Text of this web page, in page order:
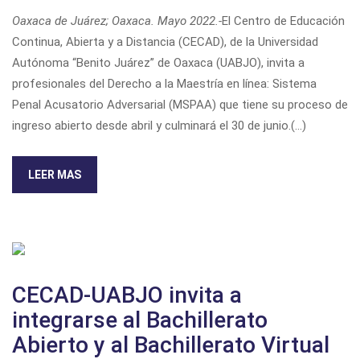
Oaxaca de Juárez; Oaxaca. Mayo 2022.-El Centro de Educación
Continua, Abierta y a Distancia (CECAD), de la Universidad
Autónoma “Benito Juárez” de Oaxaca (UABJO), invita a
profesionales del Derecho a la Maestría en línea: Sistema
Penal Acusatorio Adversarial (MSPAA) que tiene su proceso de
ingreso abierto desde abril y culminará el 30 de junio.(...)
LEER MAS
CECAD-UABJO invita a
integrarse al Bachillerato
Abierto y al Bachillerato Virtual